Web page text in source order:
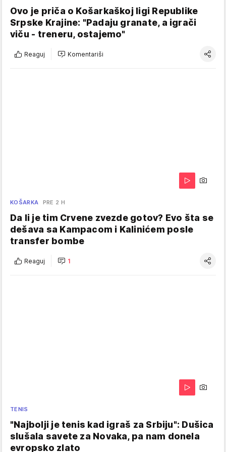
Ovo je priča o Košarkaškoj ligi Republike
Srpske Krajine: "Padaju granate, a igrači
viču - treneru, ostajemo"
Reaguj Komentariši
KOŠARKA PRE 2 H
Da li je tim Crvene zvezde gotov? Evo šta se
dešava sa Kampacom i Kalinićem posle
transfer bombe
Reaguj 1
TENIS
"Najbolji je tenis kad igraš za Srbiju": Dušica
slušala savete za Novaka, pa nam donela
evropsko zlato